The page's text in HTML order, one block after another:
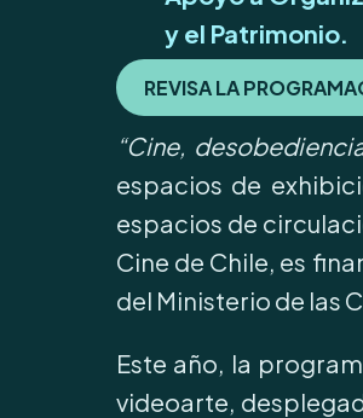
y el Patrimonio.
REVISA LA
“Cine,
espacios de
espacios de
Cine de Chile, es
del Ministerio de las
Este año, la
videoarte,